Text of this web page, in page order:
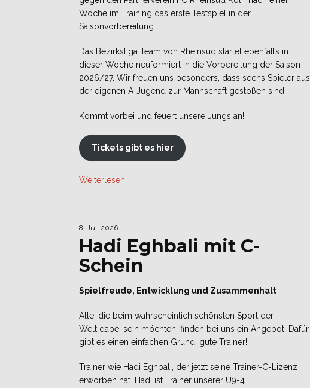
Woche im Training das erste Testspiel in der
Saisonvorbereitung.
Das Bezirksliga Team von Rheinsüd startet ebenfalls in
dieser Woche neuformiert in die Vorbereitung der Saison
2026/27. Wir freuen uns besonders, dass sechs Spieler aus
der eigenen A-Jugend zur Mannschaft gestoßen sind.
Kommt vorbei und feuert unsere Jungs an!
Tickets gibt es hier
Weiterlesen
8. Juli 2026
Hadi Eghbali mit C-
Schein
Spielfreude, Entwicklung und Zusammenhalt
Alle, die beim wahrscheinlich schönsten Sport der
Welt dabei sein möchten, finden bei uns ein Angebot. Dafür
gibt es einen einfachen Grund: gute Trainer!
Trainer wie Hadi Eghbali, der jetzt seine Trainer-C-Lizenz
erworben hat. Hadi ist Trainer unserer U9-4.